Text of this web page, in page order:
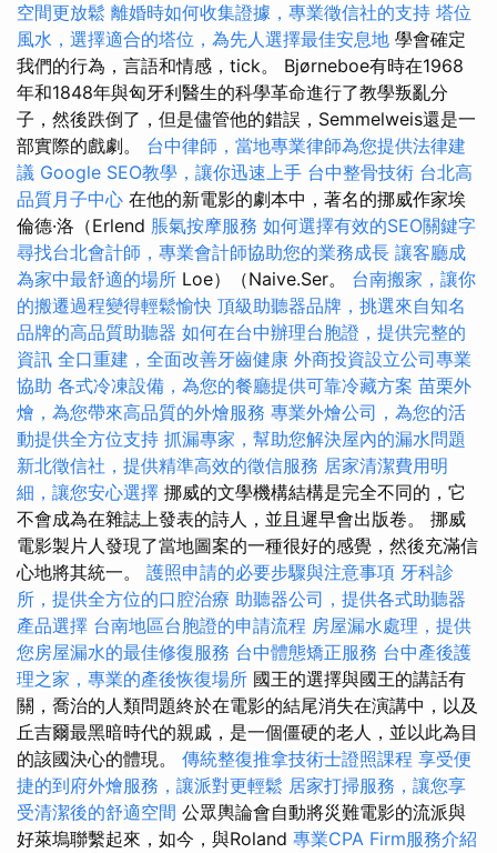
空間更放鬆 離婚時如何收集證據，專業徵信社的支持 塔位
風水，選擇適合的塔位，為先人選擇最佳安息地 學會確定
我們的行為，言語和情感，tick。 Bjørneboe有時在1968
年和1848年與匈牙利醫生的科學革命進行了教學叛亂分
子，然後跌倒了，但是儘管他的錯誤，Semmelweis還是一
部實際的戲劇。 台中律師，當地專業律師為您提供法律建
議 Google SEO教學，讓你迅速上手 台中整骨技術 台北高
品質月子中心 在他的新電影的劇本中，著名的挪威作家埃
倫德·洛（Erlend 脹氣按摩服務 如何選擇有效的SEO關鍵字
尋找台北會計師，專業會計師協助您的業務成長 讓客廳成
為家中最舒適的場所 Loe）（Naive.Ser。 台南搬家，讓你
的搬遷過程變得輕鬆愉快 頂級助聽器品牌，挑選來自知名
品牌的高品質助聽器 如何在台中辦理台胞證，提供完整的
資訊 全口重建，全面改善牙齒健康 外商投資設立公司專業
協助 各式冷凍設備，為您的餐廳提供可靠冷藏方案 苗栗外
燴，為您帶來高品質的外燴服務 專業外燴公司，為您的活
動提供全方位支持 抓漏專家，幫助您解決屋內的漏水問題
新北徵信社，提供精準高效的徵信服務 居家清潔費用明
細，讓您安心選擇 挪威的文學機構結構是完全不同的，它
不會成為在雜誌上發表的詩人，並且遲早會出版卷。 挪威
電影製片人發現了當地圖案的一種很好的感覺，然後充滿信
心地將其統一。 護照申請的必要步驟與注意事項 牙科診
所，提供全方位的口腔治療 助聽器公司，提供各式助聽器
產品選擇 台南地區台胞證的申請流程 房屋漏水處理，提供
您房屋漏水的最佳修復服務 台中體態矯正服務 台中產後護
理之家，專業的產後恢復場所 國王的選擇與國王的講話有
關，喬治的人類問題終於在電影的結尾消失在演講中，以及
丘吉爾最黑暗時代的親戚，是一個僵硬的老人，並以此為目
的該國決心的體現。 傳統整復推拿技術士證照課程 享受便
捷的到府外燴服務，讓派對更輕鬆 居家打掃服務，讓您享
受清潔後的舒適空間 公眾輿論會自動將災難電影的流派與
好萊塢聯繫起來，如今，與Roland 專業CPA Firm服務介紹